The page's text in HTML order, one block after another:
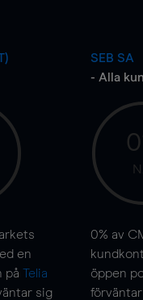
en
på Telia
sig
SEB SA
- Alla
0% av
öppen